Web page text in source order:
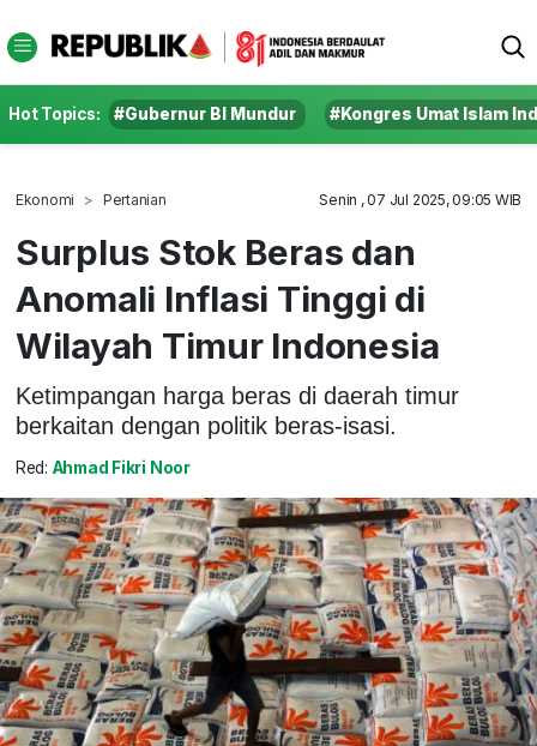
Hot Topics: #Gubernur BI Mundur #Kongres Umat Islam
Ekonomi Pertanian Senin , 07 Jul 2025, 09:05 WIB
Surplus Stok Beras dan
Anomali Inflasi Tinggi di
Wilayah Timur Indonesia
Ketimpangan harga beras di daerah timur
berkaitan dengan politik beras-isasi.
Red: Ahmad Fikri Noor